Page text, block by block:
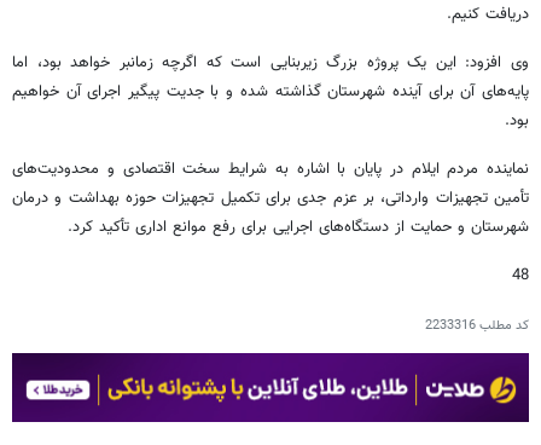
دریافت کنیم.
وی افزود: این یک پروژه بزرگ زیربنایی است که اگرچه زمانبر خواهد بود، اما
پایه‌های آن برای آینده شهرستان گذاشته شده و با جدیت پیگیر اجرای آن خواهیم
بود.
نماینده مردم ایلام در پایان با اشاره به شرایط سخت اقتصادی و محدودیت‌های
تأمین تجهیزات وارداتی، بر عزم جدی برای تکمیل تجهیزات حوزه بهداشت و درمان
شهرستان و حمایت از دستگاه‌های اجرایی برای رفع موانع اداری تأکید کرد.
48
کد مطلب2233316